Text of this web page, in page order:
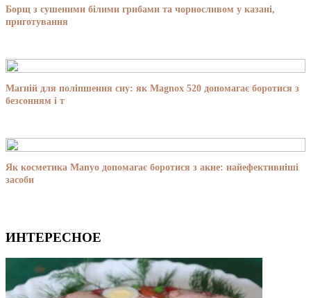
Борщ з сушеними білими грибами та чорносливом у казані,
приготування
Магній для поліпшення сну: як Magnox 520 допомагає боротися з
безсонням і т
Як косметика Manyo допомагає боротися з акне: найефективніші
засоби
ИНТЕРЕСНОЕ